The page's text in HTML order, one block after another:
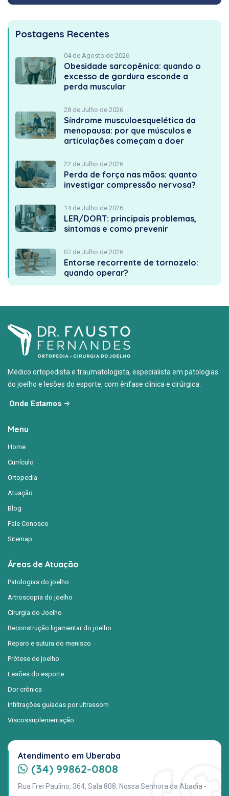
Postagens Recentes
04 de Agosto de 2026
Obesidade sarcopênica: quando o
excesso de gordura esconde a
perda muscular
28 de Julho de 2026
Síndrome musculoesquelética da
menopausa: por que músculos e
articulações começam a doer
22 de Julho de 2026
Perda de força nas mãos: quanto
investigar compressão nervosa?
14 de Julho de 2026
LER/DORT: principais problemas,
sintomas e como prevenir
07 de Julho de 2026
Entorse recorrente de tornozelo:
quando operar?
Médico ortopedista e traumatologista, especialista em patologias
do joelho e lesões do esporte, com ênfase clínica e cirúrgica.
Onde Estamos
Menu
Home
Currículo
Ortopedia
Atuação
Blog
Fale Conosco
Sitemap
Áreas de Atuação
Patologias do joelho
Artroscopia do joelho
Cirurgia do Joelho
Reconstrução ligamentar do joelho
Reparo e sutura do menisco
Prótese de joelho
Lesões do esporte
Dor crônica
Infiltrações guiadas por ultrassom
Viscossuplementação
Atendimento em Uberaba
(34) 99862-0808
Rua Frei Paulino, 364, Sala 808, Nossa Senhora da Abadia -